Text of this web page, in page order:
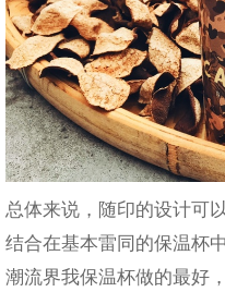
总体来说，随印的设计可
结合在基本雷同的保温杯
潮流界我保温杯做的最好